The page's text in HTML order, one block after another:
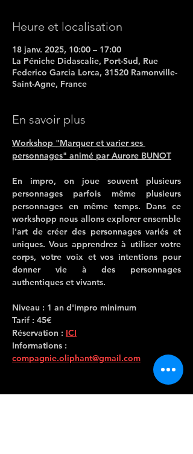
Heure et localisation
18 janv. 2025, 10:00 – 17:00
La Péniche Didascalie, Port-Sud, Rue
Federico Garcia Lorca, 31520 Ramonville-
Saint-Agne, France
En savoir plus
Workshop "Marquer et varier ses
personnages" animé par Aurore BUNOT
En impro, on joue souvent plusieurs
personnages parfois même plusieurs
personnages en même temps. Dans ce
workshopp nous allons explorer ensemble
l'art de créer des personnages variés et
uniques. Vous apprendrez à utiliser votre
corps, votre voix et vos intentions pour
donner vie à des personnages
authentiques et vivants.
Niveau : 1 an d'impro minimum
Tarif : 45€
Réservation : ICI
Informations :
compagnie.oliphant@gmail.com